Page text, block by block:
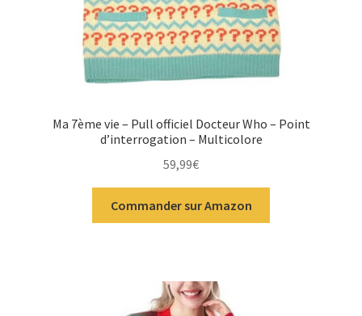
Ma 7ème vie – Pull officiel Docteur Who – Point
d’interrogation – Multicolore
59,99€
Commander sur Amazon